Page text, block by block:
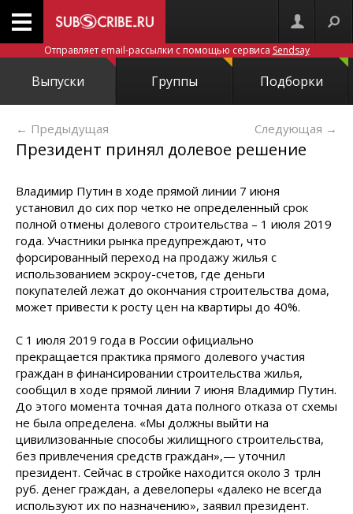
Отправляет email-рассылки с помощью сервиса Sendsay
Выпуски Группы Подборки
← Предыдущая Следующая →
Президент принял долевое решение
Владимир Путин в ходе прямой линии 7 июня
установил до сих пор четко не определенный срок
полной отмены долевого строительства – 1 июля 2019
года. Участники рынка предупреждают, что
форсированный переход на продажу жилья с
использованием эскроу-счетов, где деньги
покупателей лежат до окончания строительства дома,
может привести к росту цен на квартиры до 40%.
С 1 июля 2019 года в России официально
прекращается практика прямого долевого участия
граждан в финансировании строительства жилья,
сообщил в ходе прямой линии 7 июня Владимир Путин.
До этого момента точная дата полного отказа от схемы
не была определена. «Мы должны выйти на
цивилизованные способы жилищного строительства,
без привлечения средств граждан»,— уточнил
президент. Сейчас в стройке находится около 3 трлн
руб. денег граждан, а девелоперы «далеко не всегда
используют их по назначению», заявил президент.